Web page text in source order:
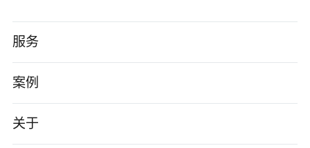
服务
高端网站建设
AI应用开发
案例
智能制造
关于